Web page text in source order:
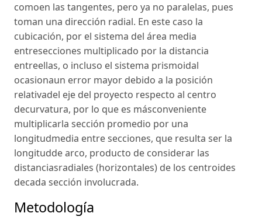
comoen las tangentes, pero ya no paralelas, pues
toman una dirección radial. En este caso la
cubicación, por el sistema del área media
entresecciones multiplicado por la distancia
entreellas, o incluso el sistema prismoidal
ocasionaun error mayor debido a la posición
relativadel eje del proyecto respecto al centro
decurvatura, por lo que es másconveniente
multiplicarla sección promedio por una
longitudmedia entre secciones, que resulta ser la
longitudde arco, producto de considerar las
distanciasradiales (horizontales) de los centroides
decada sección involucrada.
Metodología